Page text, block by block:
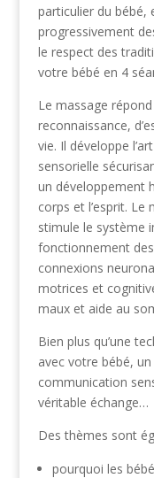
particulier du bébé,
progressivement
le respect des
votre bébé en 4
Le massage
reconnaissance,
vie. Il développe
sensorielle
un développement
corps et l’esprit. Le
stimule le système
fonctionnement
connexions
motrices et
maux et aide au
Bien plus qu’une
avec votre bébé,
communication
véritable échange…
Des thèmes sont
pourquoi les